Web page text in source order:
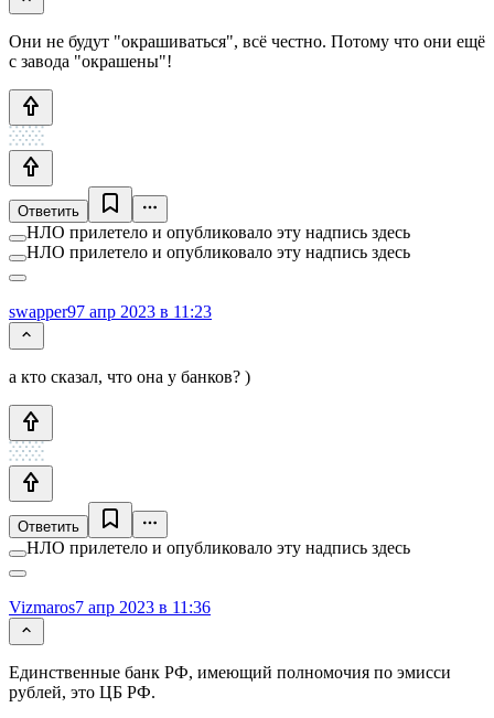
Они не будут "окрашиваться", всё честно. Потому что они ещё
с завода "окрашены"!
Ответить
НЛО прилетело и опубликовало эту надпись здесь
НЛО прилетело и опубликовало эту надпись здесь
swapper97 апр 2023 в 11:23
а кто сказал, что она у банков? )
Ответить
НЛО прилетело и опубликовало эту надпись здесь
Vizmaros7 апр 2023 в 11:36
Единственные банк РФ, имеющий полномочия по эмисси
рублей, это ЦБ РФ.